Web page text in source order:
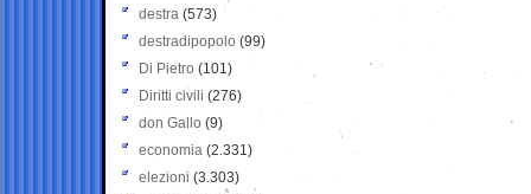
destra (573)
destradipopolo (99)
Di Pietro (101)
Diritti civili (276)
don Gallo (9)
economia (2.331)
elezioni (3.303)